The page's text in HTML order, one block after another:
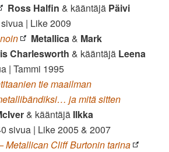
Ross Halfin & kääntäjä Päivi
| Like 2009
Metallica & Mark
Charlesworth & kääntäjä Leena
| Tammi 1995
tie maailman
ja mitä sitten
& kääntäjä Ilkka
sivua | Like 2005 & 2007
Metallican Cliff Burtonin tarina